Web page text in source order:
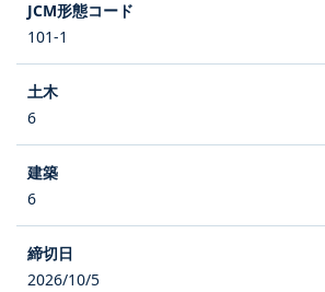
101-1
6
6
2026/10/5